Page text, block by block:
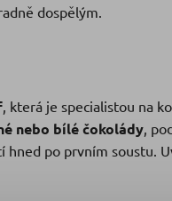
dospělým.
, která je specialistou na
nebo bílé čokolády ,
po prvním soustu.